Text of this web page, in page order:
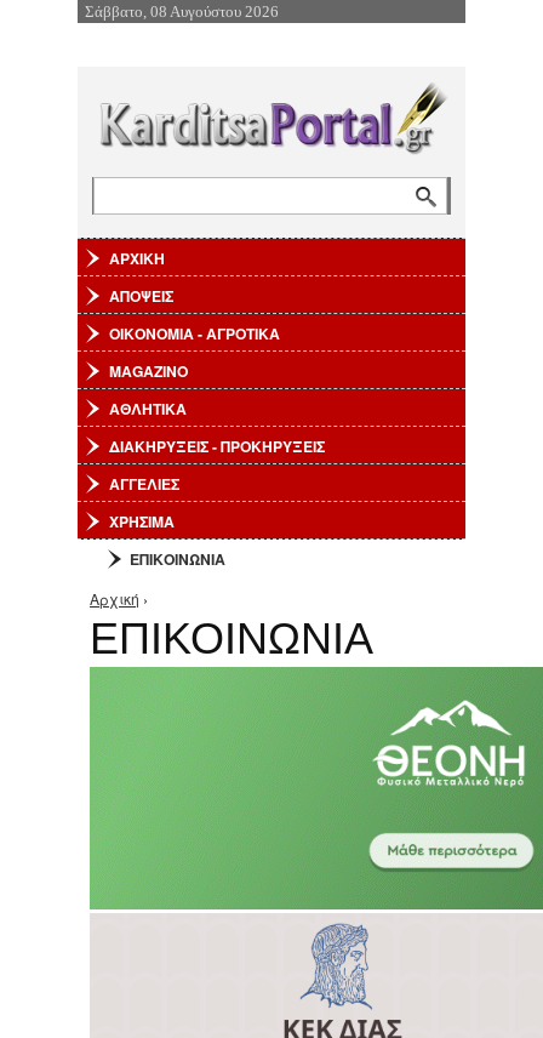
Επιστροφή στην Πλοήγηση
Σάββατο, 08 Αυγούστου 2026
ΑΡΧΙΚΗ
ΑΠΟΨΕΙΣ
ΟΙΚΟΝΟΜΙΑ - ΑΓΡΟΤΙΚΑ
MAGAZINO
ΑΘΛΗΤΙΚΑ
ΔΙΑΚΗΡΥΞΕΙΣ - ΠΡΟΚΗΡΥΞΕΙΣ
ΑΓΓΕΛΙΕΣ
ΧΡΗΣΙΜΑ
ΕΠΙΚΟΙΝΩΝΙΑ
Είστε εδώ
Αρχική ›
ΕΠΙΚΟΙΝΩΝΙΑ